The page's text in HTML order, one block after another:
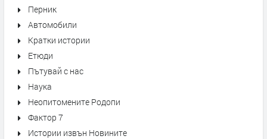
Перник
Автомобили
Кратки истории
Етюди
Пътувай с нас
Наука
Неопитомените Родопи
Фактор 7
Истории извън Новините